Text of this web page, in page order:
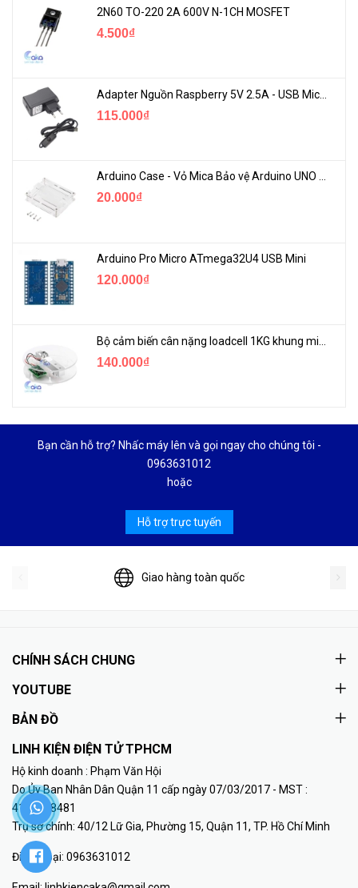
2N60 TO-220 2A 600V N-1CH MOSFET
4.500₫
115.000₫
Arduino Case - Vỏ Mica Bảo vệ Arduino UNO R3
20.000₫
Arduino Pro Micro ATmega32U4 USB Mini
120.000₫
140.000₫
Bạn cần hỗ trợ? Nhấc máy lên và gọi ngay cho chúng tôi -
0963631012
hoặc
Hỗ trợ trực tuyến
Giao hàng toàn quốc
CHÍNH SÁCH CHUNG
YOUTUBE
BẢN ĐỒ
LINH KIỆN ĐIỆN TỬ TPHCM
Hộ kinh doanh : Phạm Văn Hội
Do Ủy Ban Nhân Dân Quận 11 cấp ngày 07/03/2017 - MST :
41K8018481
Trụ sở chính: 40/12 Lữ Gia, Phường 15, Quận 11, TP. Hồ Chí Minh
Điện thoại: 0963631012